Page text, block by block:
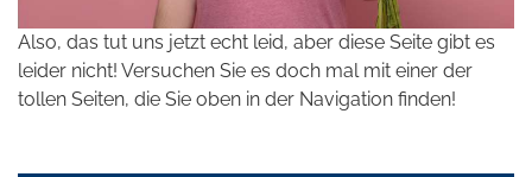
Also, das tut uns jetzt echt leid, aber diese Seite gibt es
leider nicht! Versuchen Sie es doch mal mit einer der
tollen Seiten, die Sie oben in der Navigation finden!